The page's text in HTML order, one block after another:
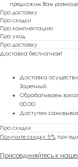
предложим Вам
Про доставку
Про скидки
Про комплектацию
Про уход
Про доставку
Доставка бесплатная!
Доставка
Заречный.
Обрабатываем
00.00
Доступен
Про скидки
Получите скидку 5% при
Присоединяйтесь к